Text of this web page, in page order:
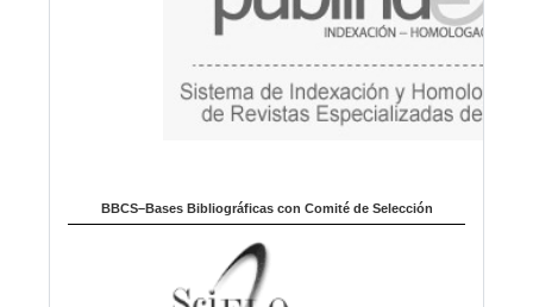
BBCS–Bases Bibliográficas con Comité de Selección